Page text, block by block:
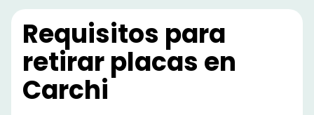
Requisitos para
retirar placas en
Carchi